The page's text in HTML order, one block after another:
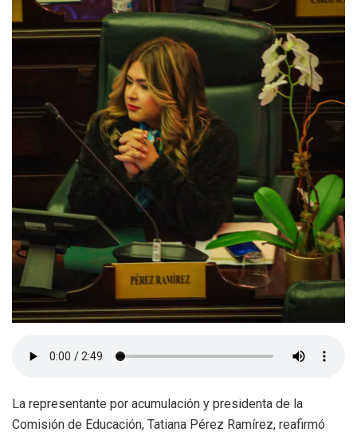
La representante por acumulación y presidenta de la
Comisión de Educación, Tatiana Pérez Ramírez, reafirmó